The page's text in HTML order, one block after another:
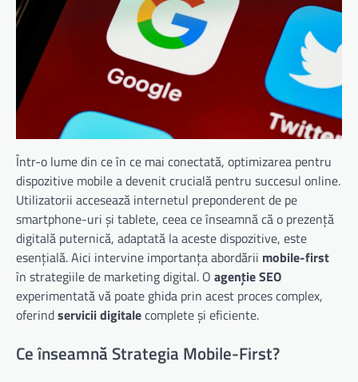
Într-o lume din ce în ce mai conectată, optimizarea pentru
dispozitive mobile a devenit crucială pentru succesul online.
Utilizatorii accesează internetul preponderent de pe
smartphone-uri și tablete, ceea ce înseamnă că o prezență
digitală puternică, adaptată la aceste dispozitive, este
esențială. Aici intervine importanța abordării mobile-first
în strategiile de marketing digital. O agenție SEO
experimentată vă poate ghida prin acest proces complex,
oferindservicii digitalecomplete și eficiente.
Ce înseamnă Strategia Mobile-First?